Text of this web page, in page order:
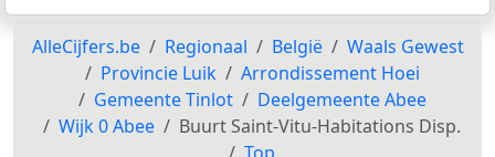
AlleCijfers.be Regionaal België
Waals Gewest
Provincie Luik
Arrondissement Hoei
Gemeente Tinlot
Deelgemeente Abee
Wijk 0 Abee
Buurt Saint-Vitu-Habitations Disp.